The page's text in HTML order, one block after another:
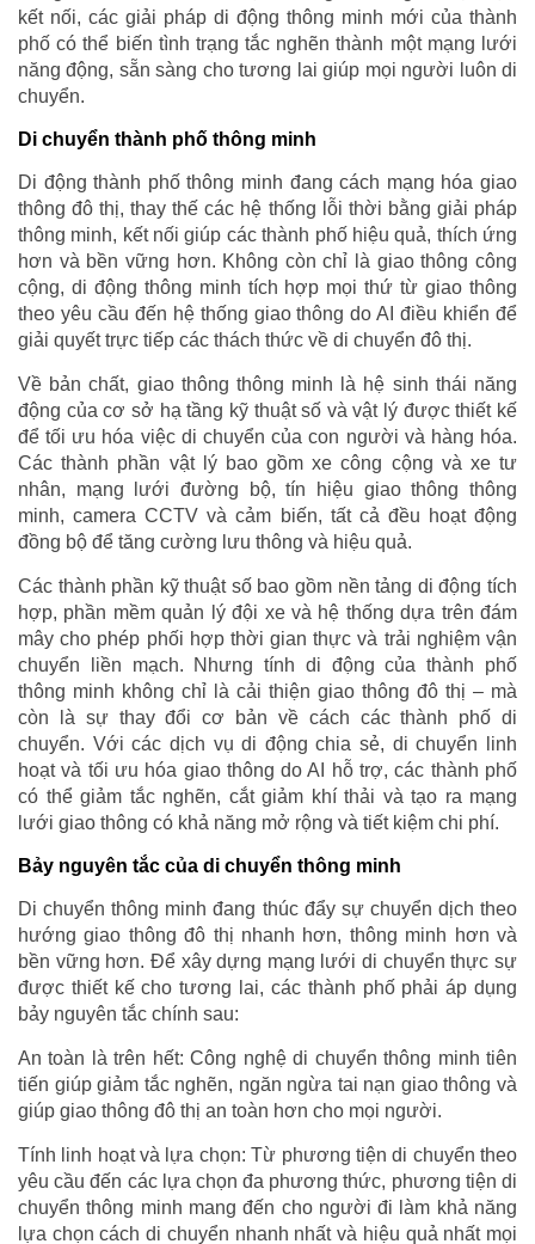
kết nối, các giải pháp di động thông minh mới của thành
phố có thể biến tình trạng tắc nghẽn thành một mạng lưới
năng động, sẵn sàng cho tương lai giúp mọi người luôn di
chuyển.
Di chuyển thành phố thông minh
Di động thành phố thông minh đang cách mạng hóa giao
thông đô thị, thay thế các hệ thống lỗi thời bằng giải pháp
thông minh, kết nối giúp các thành phố hiệu quả, thích ứng
hơn và bền vững hơn. Không còn chỉ là giao thông công
cộng, di động thông minh tích hợp mọi thứ từ giao thông
theo yêu cầu đến hệ thống giao thông do AI điều khiển để
giải quyết trực tiếp các thách thức về di chuyển đô thị.
Về bản chất, giao thông thông minh là hệ sinh thái năng
động của cơ sở hạ tầng kỹ thuật số và vật lý được thiết kế
để tối ưu hóa việc di chuyển của con người và hàng hóa.
Các thành phần vật lý bao gồm xe công cộng và xe tư
nhân, mạng lưới đường bộ, tín hiệu giao thông thông
minh, camera CCTV và cảm biến, tất cả đều hoạt động
đồng bộ để tăng cường lưu thông và hiệu quả.
Các thành phần kỹ thuật số bao gồm nền tảng di động tích
hợp, phần mềm quản lý đội xe và hệ thống dựa trên đám
mây cho phép phối hợp thời gian thực và trải nghiệm vận
chuyển liền mạch. Nhưng tính di động của thành phố
thông minh không chỉ là cải thiện giao thông đô thị – mà
còn là sự thay đổi cơ bản về cách các thành phố di
chuyển. Với các dịch vụ di động chia sẻ, di chuyển linh
hoạt và tối ưu hóa giao thông do AI hỗ trợ, các thành phố
có thể giảm tắc nghẽn, cắt giảm khí thải và tạo ra mạng
lưới giao thông có khả năng mở rộng và tiết kiệm chi phí.
Bảy nguyên tắc của di chuyển thông minh
Di chuyển thông minh đang thúc đẩy sự chuyển dịch theo
hướng giao thông đô thị nhanh hơn, thông minh hơn và
bền vững hơn. Để xây dựng mạng lưới di chuyển thực sự
được thiết kế cho tương lai, các thành phố phải áp dụng
bảy nguyên tắc chính sau:
An toàn là trên hết: Công nghệ di chuyển thông minh tiên
tiến giúp giảm tắc nghẽn, ngăn ngừa tai nạn giao thông và
giúp giao thông đô thị an toàn hơn cho mọi người.
Tính linh hoạt và lựa chọn: Từ phương tiện di chuyển theo
yêu cầu đến các lựa chọn đa phương thức, phương tiện di
chuyển thông minh mang đến cho người đi làm khả năng
lựa chọn cách di chuyển nhanh nhất và hiệu quả nhất mọi